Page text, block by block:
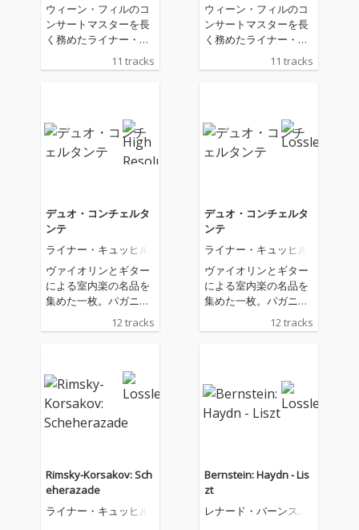
ウィーン・フィルのコ
ンサートマスターを長
く務めたライナー・キ
ュッヒルが、信頼する
ピアニスト加藤洋之と
騎士》の〈ワルツ〉を
はじめ、ウィーン情緒
あふれるクライスラー
ス、ドヴォルザークの
《ロマンティックな小
品》、そしてプフィッ
ツナーの大作《ヴァイ
オリン・ソナタ》ま
で、多彩な選曲で聴か
せます。華麗さと抒情
手ならではの風格を感
11 tracks
ウィーン・フィルのコ
ンサートマスターを長
く務めたライナー・キ
ュッヒルが、信頼する
ピアニスト加藤洋之と
騎士》の〈ワルツ〉を
はじめ、ウィーン情緒
あふれるクライスラー
ス、ドヴォルザークの
《ロマンティックな小
品》、そしてプフィッ
ツナーの大作《ヴァイ
オリン・ソナタ》ま
で、多彩な選曲で聴か
せます。華麗さと抒情
手ならではの風格を感
11 tracks
デュオ・コンチェルタ
ンテ
ライナー・キュッヒル
ヴァイオリンとギター
による室内楽の名品を
集めた一枚。パガニー
ニとジュリアーニは、
ともに19世紀初頭に活
を融合させた珠玉の作
品を残しました。本ア
ルバムでは、ウィー
ン・フィルの名コンサ
本を代表するギタリス
ト、福田進一が共演。
ヴァイオリンとギター
が織りなす響きの妙
12 tracks
デュオ・コンチェルタ
ンテ
ライナー・キュッヒル
ヴァイオリンとギター
による室内楽の名品を
集めた一枚。パガニー
ニとジュリアーニは、
ともに19世紀初頭に活
品を残しました。本ア
ルバムでは、ウィー
ン・フィルの名コンサ
本を代表するギタリス
ト、福田進一が共演。
ヴァイオリンとギター
が織りなす響きの妙
12 tracks
Rimsky-Korsakov: Sch
eherazade
ライナー・キュッヒル
Bernstein: Haydn - Lis
zt
レナード・バーンスタ